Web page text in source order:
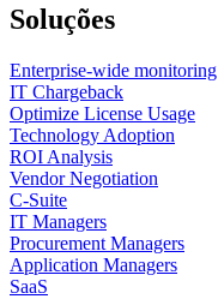
Soluções
Enterprise-wide monitoring
IT Chargeback
Optimize License Usage
Technology Adoption
ROI Analysis
Vendor Negotiation
C-Suite
IT Managers
Procurement Managers
Application Managers
SaaS